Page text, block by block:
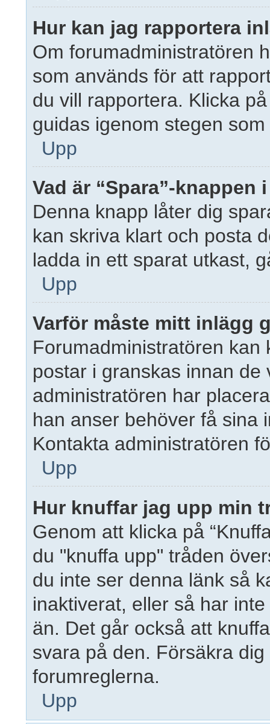
Hur kan jag rapportera
Om forumadministratören
som används för att
du vill rapportera. Klicka
guidas igenom stegen
Upp
Vad är “Spara”-
Denna knapp låter dig
kan skriva klart och posta
ladda in ett sparat utkast,
Upp
Varför måste mitt inlägg
Forumadministratören kan
postar i granskas innan
administratören har
han anser behöver få sina
Kontakta administratören
Upp
Hur knuffar jag upp min
Genom att klicka på
du "knuffa upp" tråden
du inte ser denna länk så
inaktiverat, eller så har
än. Det går också att
svara på den. Försäkra
forumreglerna.
Upp